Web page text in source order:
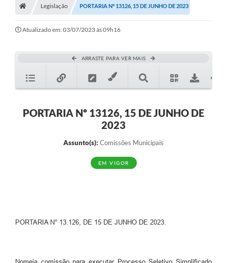
Município
Turismo
Transparência
1DOC
PARCEIROS
Contato
Legislação PORTARIA Nº 13126, 15 DE JUNHO DE 2023
Atualizado em: 03/07/2023 às 09h16
ARRASTE PARA VER MAIS
PORTARIA Nº 13126, 15 DE JUNHO DE
2023
Assunto(s): Comissões Municipais
EM VIGOR
PORTARIA N° 13.126, DE 15 DE JUNHO DE 2023.